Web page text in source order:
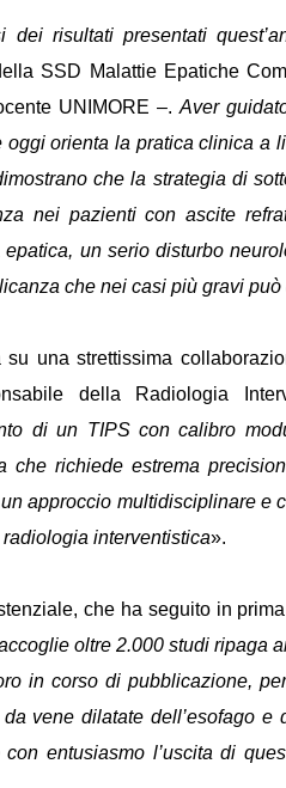
dei risultati presentati
SSD Malattie Epatiche
UNIMORE –. Aver
orienta la pratica clinica a
che la strategia di
nei pazienti con ascite
epatica, un serio disturbo
che nei casi più gravi può
una strettissima
della Radiologia
di un TIPS con calibro
che richiede estrema
approccio multidisciplinare e
interventistica».
che ha seguito in
oltre 2.000 studi ripaga
in corso di pubblicazione,
vene dilatate dell’esofago
entusiasmo l’uscita di